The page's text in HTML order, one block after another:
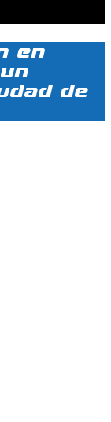
en
de